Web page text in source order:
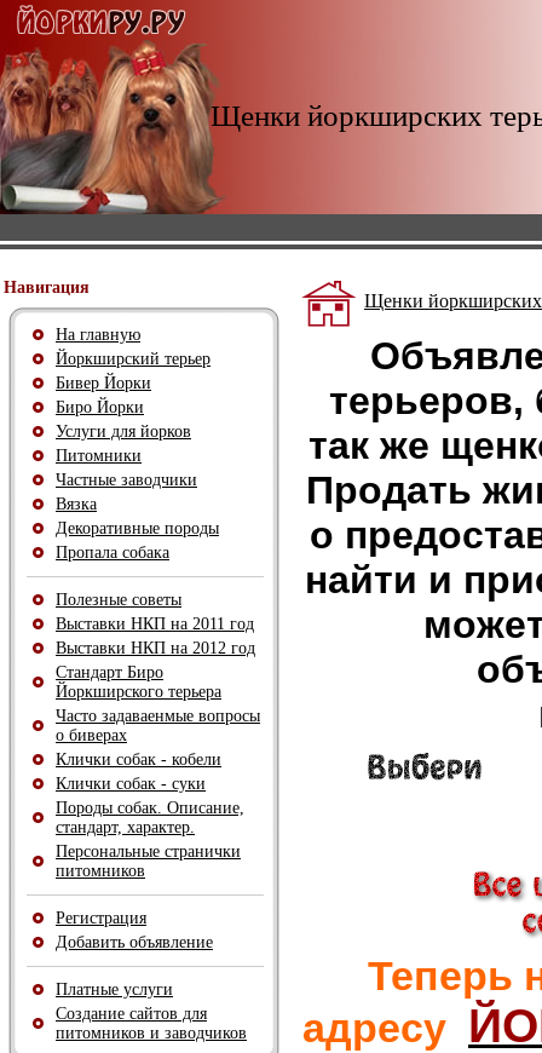
Щенки йоркширских
Навигация
На главную
Йоркширский терьер
Бивер Йорки
Биро Йорки
Услуги для йорков
Питомники
Частные заводчики
Вязка
Декоративные породы
Пропала собака
Полезные советы
Выставки НКП на 2011 год
Выставки НКП на 2012 год
Стандарт Биро
Йоркширcкого терьера
Часто задаваенмые вопросы
о биверах
Клички собак - кобели
Клички собак - суки
Породы собак. Описание,
стандарт, характер.
Персональные странички
питомников
Регистрация
Добавить объявление
Платные услуги
Создание сайтов для
питомников и заводчиков
Щенки йоркширских
терьеров,
так же
Продать
о
найти и
Теперь
адресу